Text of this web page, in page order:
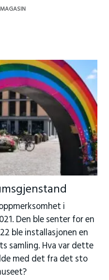
MAGASIN
i
Den ble senter for en
ble installasjonen en
samling. Hva var dette
med det fra det sto